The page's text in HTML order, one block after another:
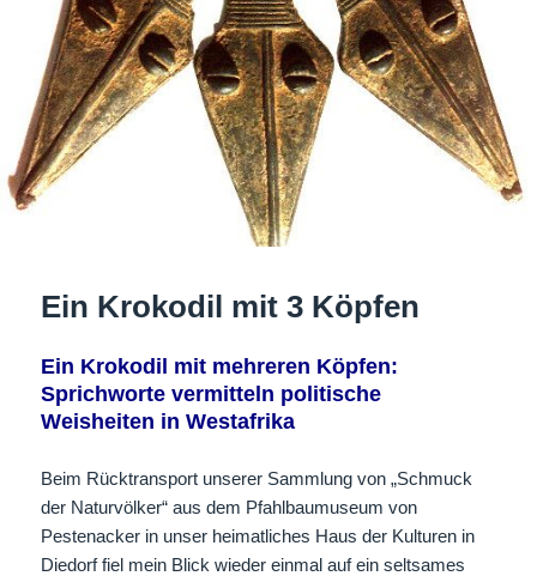
Ein Krokodil mit 3 Köpfen
Ein Krokodil mit mehreren Köpfen:
Sprichworte vermitteln politische
Weisheiten in Westafrika
Beim Rücktransport unserer Sammlung von „Schmuck
der Naturvölker“ aus dem Pfahlbaumuseum von
Pestenacker in unser heimatliches Haus der Kulturen in
Diedorf fiel mein Blick wieder einmal auf ein seltsames